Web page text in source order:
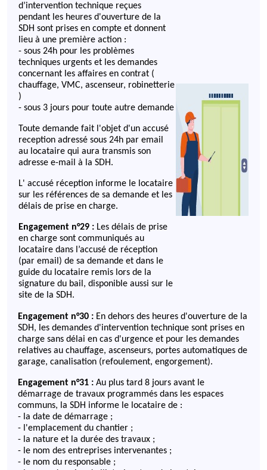
d’intervention technique reçues
pendant les heures d'ouverture de la
SDH sont prises en compte et donnent
lieu à une première action :
- sous 24h pour les problèmes
techniques urgents et les demandes
concernant les affaires en contrat (
chauffage, VMC, ascenseur, robinetterie
)
- sous 3 jours pour toute autre demande
Toute demande fait l'objet d'un accusé
reception adressé sous 24h par email
au locataire qui aura transmis son
adresse e-mail à la SDH.
L' accusé réception informe le locataire
sur les références de sa demande et les
délais de prise en charge.
Engagement n°29 : Les délais de prise
en charge sont communiqués au
locataire dans l’accusé de réception
(par email) de sa demande et dans le
guide du locataire remis lors de la
signature du bail, disponible aussi sur le
site de la SDH.
Engagement n°30 : En dehors des heures d'ouverture de la
SDH, les demandes d'intervention technique sont prises en
charge sans délai en cas d'urgence et pour les demandes
relatives au chauffage, ascenseurs, portes automatiques de
garage, canalisation (refoulement, engorgement).
Engagement n°31 : Au plus tard 8 jours avant le
démarrage de travaux programmés dans les espaces
communs, la SDH informe le locataire de :
- la date de démarrage ;
- l'emplacement du chantier ;
- la nature et la durée des travaux ;
- le nom des entreprises intervenantes ;
- le nom du responsable ;